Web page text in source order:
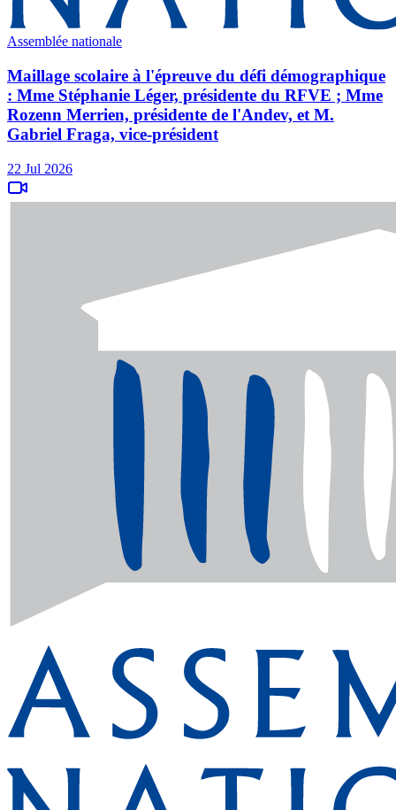
Assemblée nationale
Maillage scolaire à l'épreuve du défi démographique
: Mme Stéphanie Léger, présidente du RFVE ; Mme
Rozenn Merrien, présidente de l'Andev, et M.
Gabriel Fraga, vice-président
22 Jul 2026